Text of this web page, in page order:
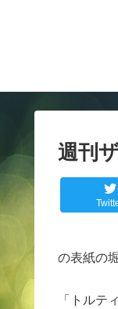
週刊
の表紙の
「トルテ